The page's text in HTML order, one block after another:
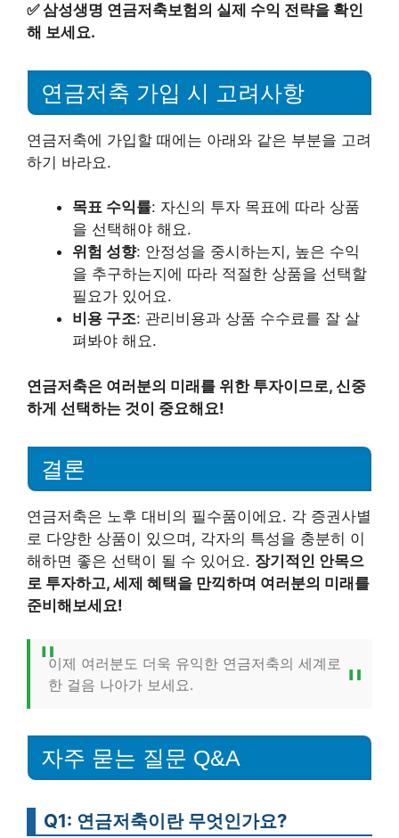
✅삼성생명 연금저축보험의 실제 수익 전략을 확인
해 보세요.
연금저축 가입 시 고려사항
연금저축에 가입할 때에는 아래와 같은 부분을 고려
하기 바라요.
목표 수익률: 자신의 투자 목표에 따라 상품
을 선택해야 해요.
위험 성향: 안정성을 중시하는지, 높은 수익
을 추구하는지에 따라 적절한 상품을 선택할
필요가 있어요.
비용 구조: 관리비용과 상품 수수료를 잘 살
펴봐야 해요.
연금저축은 여러분의 미래를 위한 투자이므로, 신중
하게 선택하는 것이 중요해요!
결론
연금저축은 노후 대비의 필수품이에요. 각 증권사별
로 다양한 상품이 있으며, 각자의 특성을 충분히 이
해하면 좋은 선택이 될 수 있어요. 장기적인 안목으
로 투자하고, 세제 혜택을 만끽하며 여러분의 미래를
준비해보세요!
이제 여러분도 더욱 유익한 연금저축의 세계로
한 걸음 나아가 보세요.
자주 묻는 질문 Q&A
Q1: 연금저축이란 무엇인가요?